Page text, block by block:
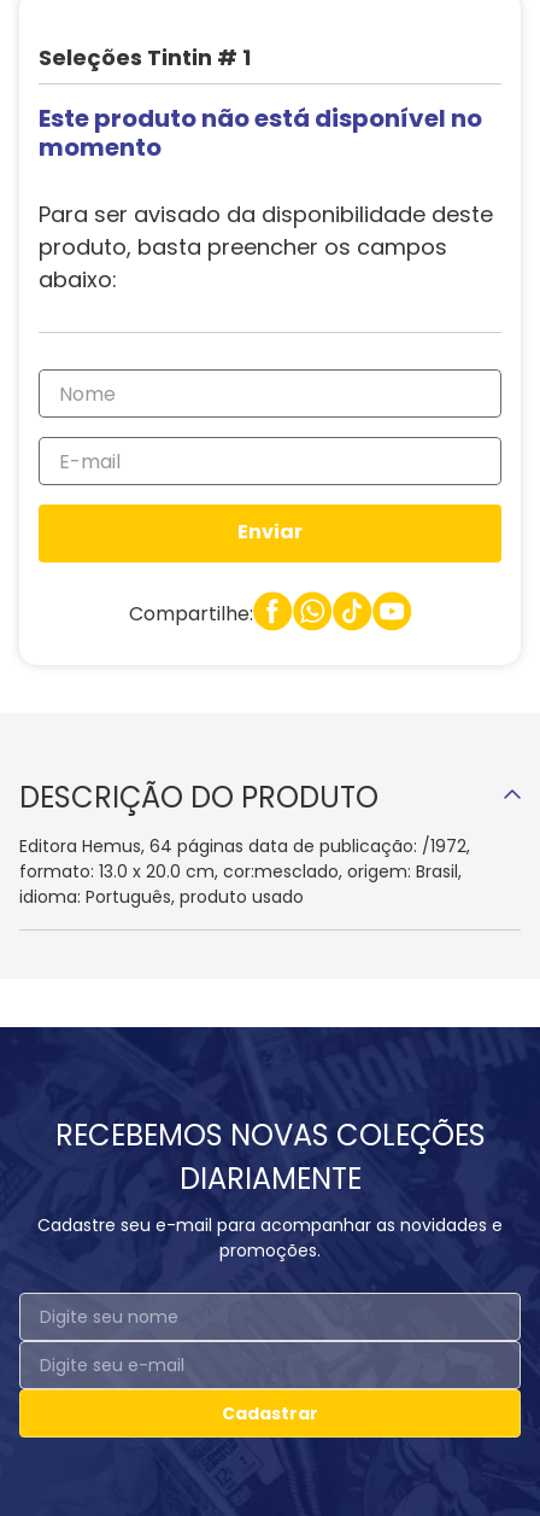
Seleções Tintin # 1
Este produto não está disponível no
momento
Para ser avisado da disponibilidade deste
produto, basta preencher os campos
abaixo:
Enviar
Compartilhe:
DESCRIÇÃO DO PRODUTO
Editora Hemus, 64 páginas data de publicação: /1972,
formato: 13.0 x 20.0 cm, cor:mesclado, origem: Brasil,
idioma: Português, produto usado
RECEBEMOS NOVAS COLEÇÕES
DIARIAMENTE
Cadastre seu e-mail para acompanhar as novidades e
promoções.
Cadastrar